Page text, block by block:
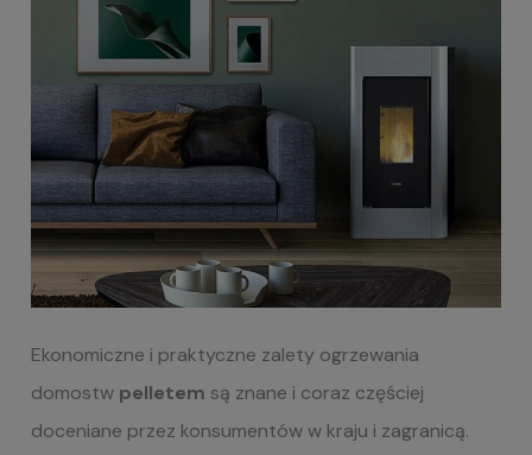
Ekonomiczne i praktyczne zalety ogrzewania
domostw pelletem są znane i coraz częściej
doceniane przez konsumentów w kraju i zagranicą.